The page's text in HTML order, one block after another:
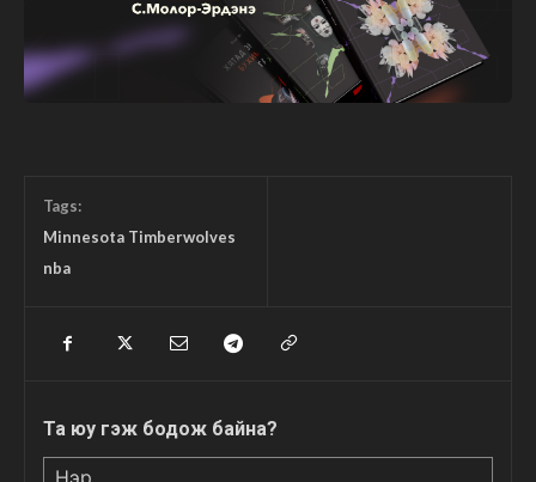
Tags:
Minnesota Timberwolves
nba
Та юу гэж бодож байна?